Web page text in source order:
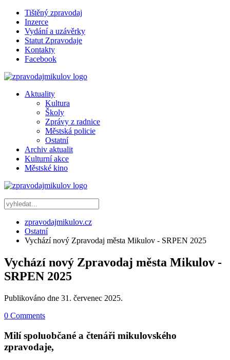
Tištěný zpravodaj
Inzerce
Vydání a uzávěrky
Statut Zpravodaje
Kontakty
Facebook
Aktuality
Kultura
Školy
Zprávy z radnice
Městská policie
Ostatní
Archiv aktualit
Kulturní akce
Městské kino
zpravodajmikulov.cz
Ostatní
Vychází nový Zpravodaj města Mikulov - SRPEN 2025
Vychází nový Zpravodaj města Mikulov -
SRPEN 2025
Publikováno dne 31. červenec 2025.
0 Comments
Milí spoluobčané a čtenáři mikulovského
zpravodaje,